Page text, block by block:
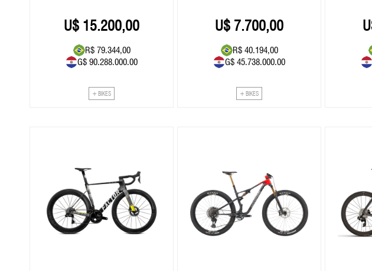
15.200,00
R$ 79.344,00
G$ 90.288.000.00
+ BIKES
7.700,00
R$ 40.194,00
G$ 45.738.000.00
+ BIKES